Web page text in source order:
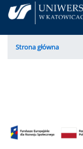
Ścieżka
Strona główna